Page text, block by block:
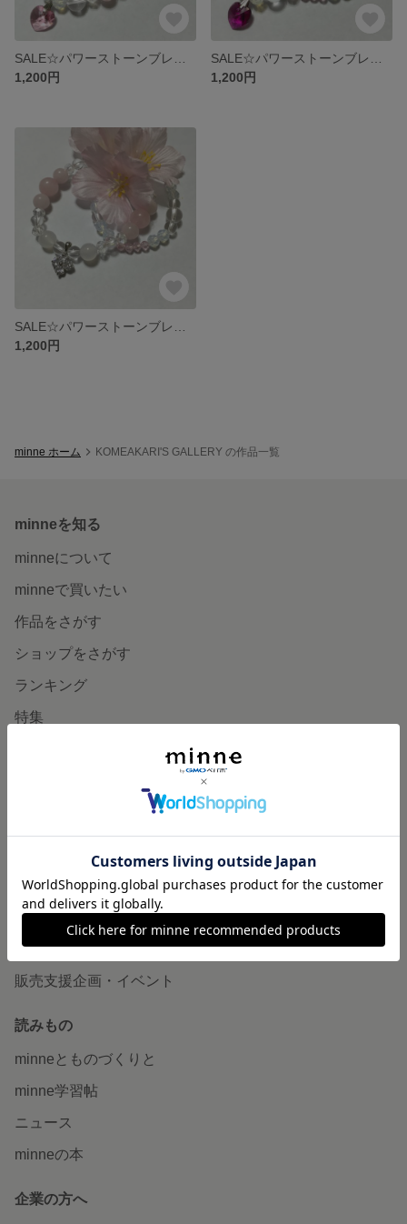
1,200円
1,200円
1,200円
minne ホーム KOMEAKARI'S GALLERY の作品一覧
minneを知る
minneについて
minneで買いたい
作品をさがす
ショップをさがす
ランキング
特集
ヴィンテージ販売
ダウンロード販売
minne PLUS
minne LAB
販売支援企画・イベント
読みもの
minneとものづくりと
minne学習帖
ニュース
minneの本
企業の方へ